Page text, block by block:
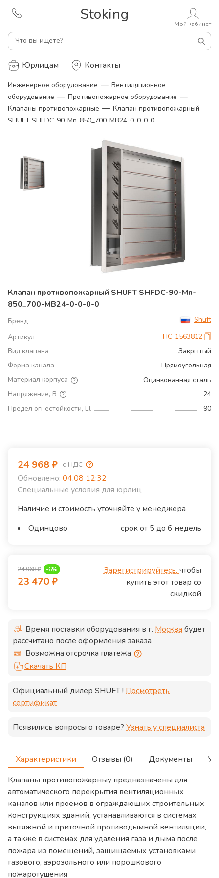
Stoking
Что вы ищете?
Мой кабинет
Юрлицам Контакты
Инженерное оборудование — Вентиляционное
оборудование — Противопожарное оборудование —
Клапаны противопожарные — Клапан противопожарный
SHUFT SHFDC-90-Mn-850_700-MB24-0-0-0-0
Клапан противопожарный SHUFT SHFDC-90-Mn-
850_700-MB24-0-0-0-0
Бренд
Shuft
Артикул
НС-1563812
Вид клапана
Закрытый
Форма канала
Прямоугольная
Материал корпуса
Оцинкованная сталь
Напряжение, В
24
Предел огнестойкости, El
90
24 968₽ с НДС
Обновлено: 04.08 12:32
Специальные условия для юрлиц
Наличие и стоимость уточняйте у менеджера
Одинцово
срок от 5 до 6 недель
24 968₽ -6%
23 470₽
Зарегистрируйтесь,чтобы
купить этот товар со
скидкой
Время поставки оборудования в г. Москвабудет
рассчитано после оформления заказа
Возможна отсрочка платежа
Скачать КП
Официальный дилер SHUFT! Посмотреть
сертификат
Появились вопросы о товаре? Узнать у специалиста
Характеристики Отзывы (0) Документы
Клапаны противопожарныу предназначены для
автоматического перекрытия вентиляционных
каналов или проемов в ограждающих строительных
конструкциях зданий, устанавливаются в системах
вытяжной и приточной противодымной вентиляции,
а также в системах для удаления газа и дыма после
пожара из помещений, защищаемых установками
газового, аэрозольного или порошкового
пожаротушения